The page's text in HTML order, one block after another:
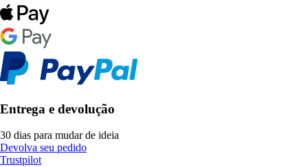
Entrega e devolução
30 dias para mudar de ideia
Devolva seu pedido
Trustpilot